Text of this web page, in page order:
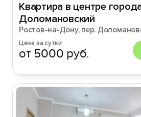
Квартира в центре
Доломановский
Ростов-на-Дону, пер.
Цена за сутки
от 5000 руб.